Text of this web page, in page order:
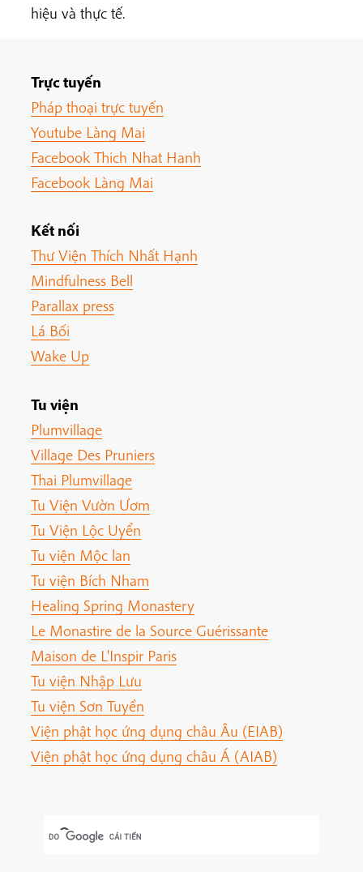
hiệu và thực tế.
Trực tuyến
Pháp thoại trực tuyến
Youtube Làng Mai
Facebook Thich Nhat Hanh
Facebook Làng Mai
Kết nối
Thư Viện Thích Nhất Hạnh
Mindfulness Bell
Parallax press
Lá Bối
Wake Up
Tu viện
Plumvillage
Village Des Pruniers
Thai Plumvillage
Tu Viện Vườn Ươm
Tu Viện Lộc Uyển
Tu viện Mộc lan
Tu viện Bích Nham
Healing Spring Monastery
Le Monastire de la Source Guérissante
Maison de L'Inspir Paris
Tu viện Nhập Lưu
Tu viện Sơn Tuyền
Viện phật học ứng dụng châu Âu (EIAB)
Viện phật học ứng dụng châu Á (AIAB)